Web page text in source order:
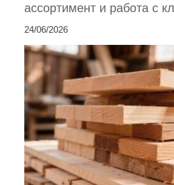
ассортимент и работа с
24/06/2026